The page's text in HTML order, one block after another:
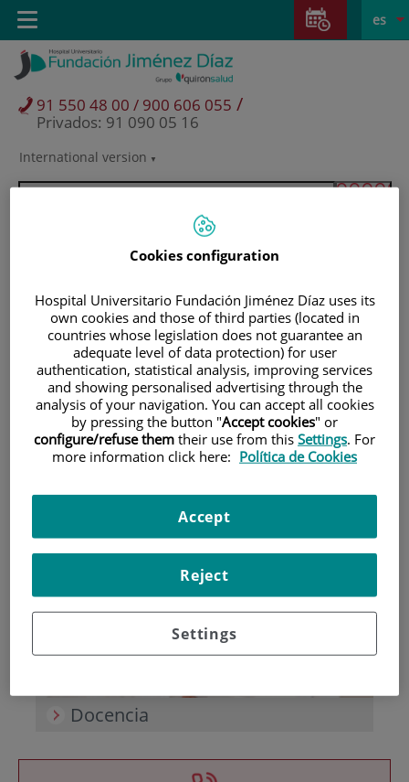
Saltar al contenido
Saltar
contenido
Selector
activo
es
International version
91 550 48 00 / 900 606 055 /
Privados: 91 090 05 16
Toggle
navigation
Pacientes y visitantes
Investigación
Docencia
Cookies configuration
Hospital Universitario Fundación Jiménez Díaz uses its
own cookies and those of third parties (located in
countries whose legislation does not guarantee an
adequate level of data protection) for user
authentication, statistical analysis, improving services
and showing personalised advertising through the
analysis of your navigation. You can accept all cookies
by pressing the button "Accept cookies" or
configure/refuse them their use from this Settings. For
more information click here: Política de Cookies
Settings
Reject
Accept